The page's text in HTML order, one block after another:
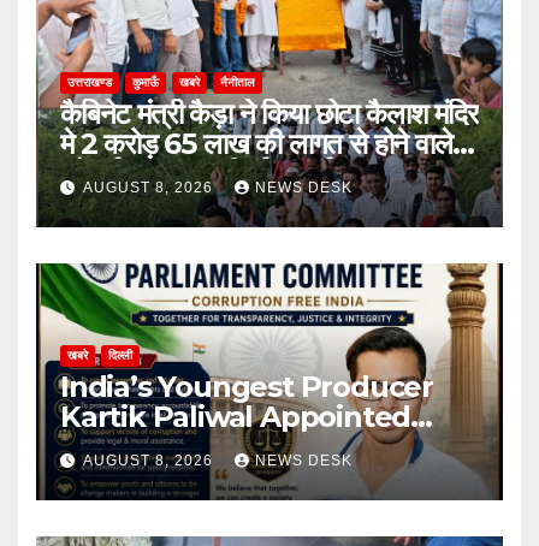
उत्तराखण्ड कुमाऊँ खबरे नैनीताल
कैबिनेट मंत्री कैड़ा ने किया छोटा कैलाश मंदिर
मे 2 करोड़ 65 लाख की लागत से होने वाले
सौन्दर्यकरण, पुनर निर्माण कार्य का शुभारम्भ
AUGUST 8, 2026 NEWS DESK
खबरे दिल्ली
India’s Youngest Producer
Kartik Paliwal Appointed
National Vice President of All
India Anti Corruption
Parliament Committee
AUGUST 8, 2026 NEWS DESK